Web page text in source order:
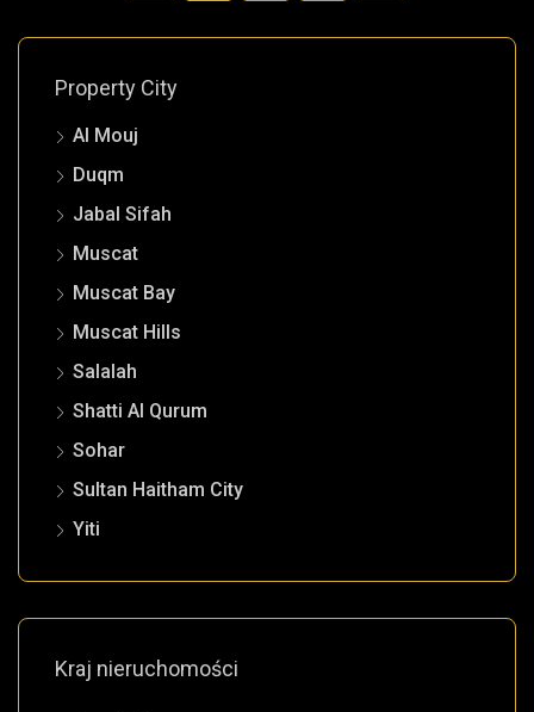
Property City
Al Mouj
Duqm
Jabal Sifah
Muscat
Muscat Bay
Muscat Hills
Salalah
Shatti Al Qurum
Sohar
Sultan Haitham City
Yiti
Kraj nieruchomości